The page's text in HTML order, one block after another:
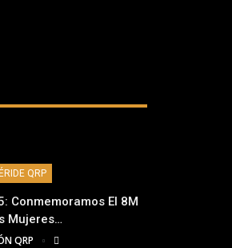
QRP
Conmemoramos El 8M
Mujeres…
QRP